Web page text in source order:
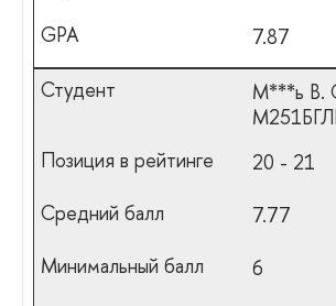
7.87
М***ь В.
20 - 21
7.77
6